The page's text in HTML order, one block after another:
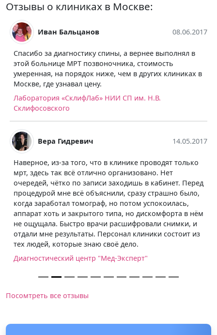
Отзывы о клиниках в Москве:
Иван Бальцанов 08.06.2017
Спасибо за диагностику спины, а вернее выполнял в
этой больнице МРТ позвоночника, стоимость
умеренная, на порядок ниже, чем в других клиниках в
Москве, где узнавал цену.
Лаборатория «СклифЛаб» НИИ СП им. Н.В.
Склифосовского
Вера Гидревич 14.05.2017
Наверное, из-за того, что в клинике проводят только
мрт, здесь так всё отлично организовано. Нет
очередей, чётко по записи заходишь в кабинет. Перед
процедурой мне всё объяснили, сразу страшно было,
когда заработал томограф, но потом успокоилась,
аппарат хоть и закрытого типа, но дискомфорта в нём
не ощущала. Быстро врачи расшифровали снимки, и
отдали мне результаты. Персонал клиники состоит из
тех людей, которые знаю своё дело.
Диагностический центр "Мед-Эксперт"
Посомтреть все отзывы